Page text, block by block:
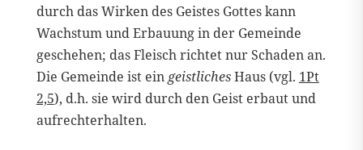
durch das Wirken des Geistes Gottes kann
Wachstum und Erbauung in der Gemeinde
geschehen; das Fleisch richtet nur Schaden an.
Die Gemeinde ist eingeistlichesHaus (vgl. 1Pt
2,5), d.h. sie wird durch den Geist erbaut und
aufrechterhalten.